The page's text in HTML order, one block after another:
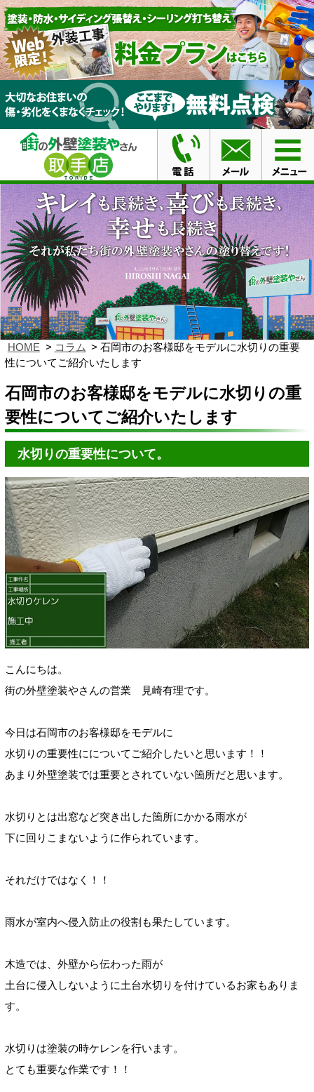
HOME コラム
石岡市のお客様邸をモデルに水切りの重要
性についてご紹介いたします
石岡市のお客様邸をモデルに水切りの重
要性についてご紹介いたします
水切りの重要性について。
こんにちは。
街の外壁塗装やさんの営業 見崎有理です。
今日は石岡市のお客様邸をモデルに
水切りの重要性にについてご紹介したいと思います！！
あまり外壁塗装では重要とされていない箇所だと思います。
水切りとは出窓など突き出した箇所にかかる雨水が
下に回りこまないように作られています。
それだけではなく！！
雨水が室内へ侵入防止の役割も果たしています。
木造では、外壁から伝わった雨が
土台に侵入しないように土台水切りを付けているお家もありま
す。
水切りは塗装の時ケレンを行います。
とても重要な作業です！！